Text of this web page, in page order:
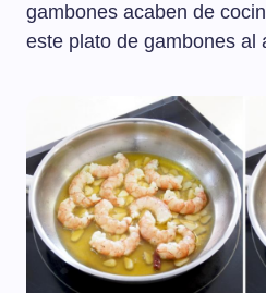
gambones acaben de
este plato de gambones al